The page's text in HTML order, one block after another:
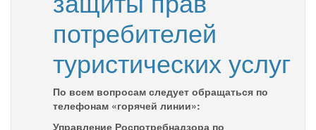
потребителей
туристических услуг
По всем вопросам следует обращаться по
телефонам «горячей линии»:
Управление Роспотребнадзора по